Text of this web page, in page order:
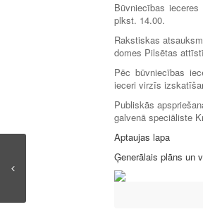
Būvniecības
plkst. 14.00.
Rakstiskas
domes Pilsētas
Pēc būvniecības
ieceri virzīs
Publiskās
galvenā speciāliste
Aptaujas lapa
Ģenerālais plāns un